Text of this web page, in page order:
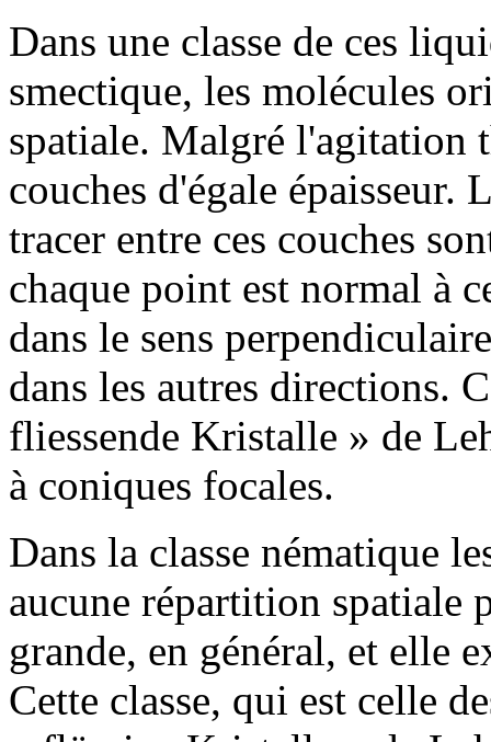
Dans une classe de ces
smectique, les molécules
spatiale. Malgré l'agitation
couches d'égale épaisseur.
tracer entre ces couches
chaque point est normal à
dans le sens
dans les autres directions.
fliessende Kristalle » de
à coniques focales.
Dans la classe nématique
aucune répartition spatiale
grande, en général, et elle
Cette classe, qui est celle